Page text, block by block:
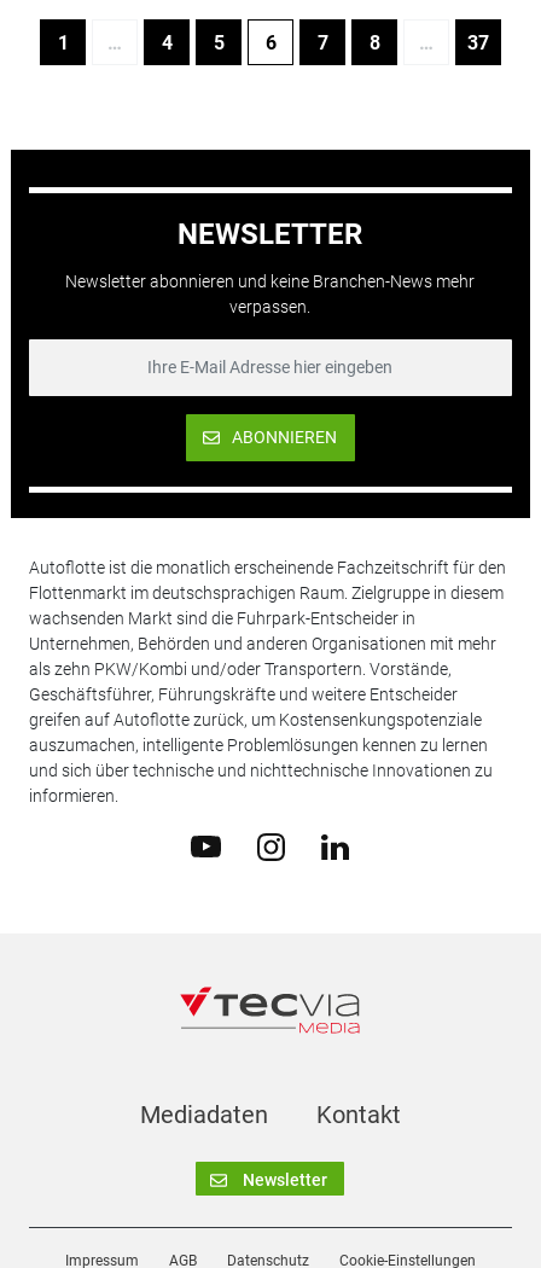
1 … 4 5 6 7 8 … 37
NEWSLETTER
Newsletter abonnieren und keine Branchen-News mehr
verpassen.
ABONNIEREN
Autoflotte ist die monatlich erscheinende Fachzeitschrift für den
Flottenmarkt im deutschsprachigen Raum. Zielgruppe in diesem
wachsenden Markt sind die Fuhrpark-Entscheider in
Unternehmen, Behörden und anderen Organisationen mit mehr
als zehn PKW/Kombi und/oder Transportern. Vorstände,
Geschäftsführer, Führungskräfte und weitere Entscheider
greifen auf Autoflotte zurück, um Kostensenkungspotenziale
auszumachen, intelligente Problemlösungen kennen zu lernen
und sich über technische und nichttechnische Innovationen zu
informieren.
Mediadaten Kontakt
Newsletter
Impressum AGB Datenschutz Cookie-Einstellungen